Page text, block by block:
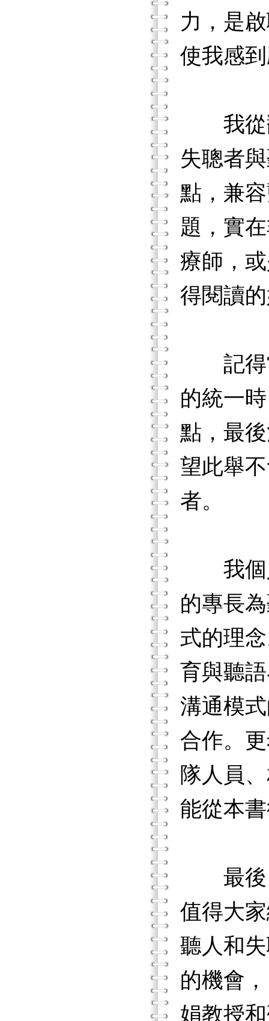
力，是
使我感
我從翻
失聰者
點，兼
題，實
療師，
得閱讀
記得當
的統一
點，最
望此舉
者。
我個人
的專長
式的理
育與聽
溝通模
合作。
隊人員
能從本
最後，
值得大
聽人和
的機會
娟教授